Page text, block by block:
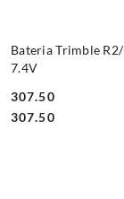
Bateria Trimble
7.4V
Cena:
307.50
Cena:
307.50